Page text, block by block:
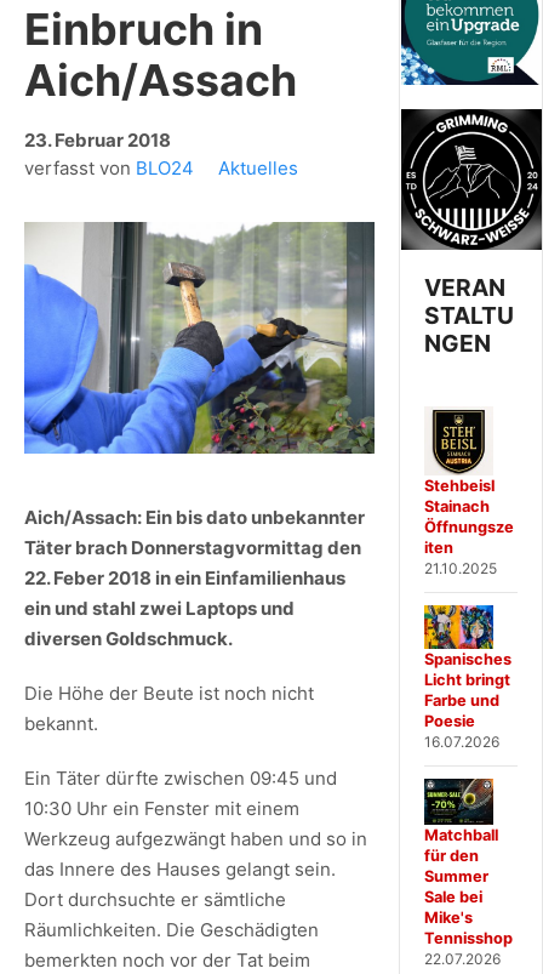
Einbruch in
Aich/Assach
23. Februar 2018
verfasst von BLO24 Aktuelles
Aich/Assach: Ein bis dato unbekannter
Täter brach Donnerstagvormittag den
22. Feber 2018 in ein Einfamilienhaus
ein und stahl zwei Laptops und
diversen Goldschmuck.
Die Höhe der Beute ist noch nicht
bekannt.
Ein Täter dürfte zwischen 09:45 und
10:30 Uhr ein Fenster mit einem
Werkzeug aufgezwängt haben und so in
das Innere des Hauses gelangt sein.
Dort durchsuchte er sämtliche
Räumlichkeiten. Die Geschädigten
bemerkten noch vor der Tat beim
VERAN
STALTU
NGEN
Stehbeisl
Stainach
Öffnungsze
iten
21.10.2025
Spanisches
Licht bringt
Farbe und
Poesie
16.07.2026
Matchball
für den
Summer
Sale bei
Mike's
Tennisshop
22.07.2026